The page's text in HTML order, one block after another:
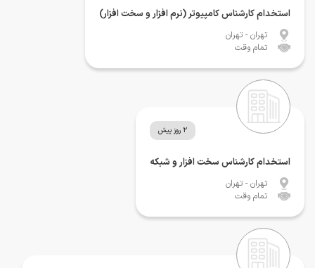
استخدام کارشناس کامپیوتر (نرم افزار و سخت افزار)
تهران - تهران
تمام وقت
2 روز پیش
استخدام کارشناس سخت افزار و شبکه
تهران - تهران
تمام وقت